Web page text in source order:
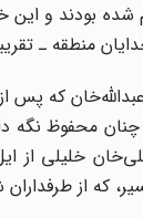
بودند و این
منطقه ـ
که پس
محفوظ نگه
خلیلی از
که از